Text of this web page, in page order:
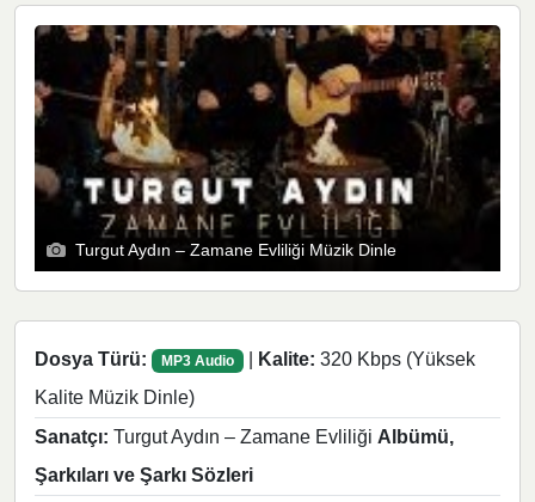
Turgut Aydın – Zamane Evliliği Müzik Dinle
Dosya Türü: MP3 Audio | Kalite: 320 Kbps (Yüksek
Kalite Müzik Dinle)
Sanatçı: Turgut Aydın – Zamane Evliliği Albümü,
Şarkıları ve Şarkı Sözleri